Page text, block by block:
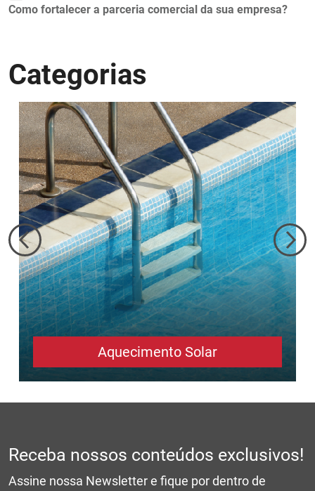
Como fortalecer a parceria comercial da sua empresa?
Categorias
Aquecimento Solar
Receba nossos conteúdos exclusivos!
Assine nossa Newsletter e fique por dentro de